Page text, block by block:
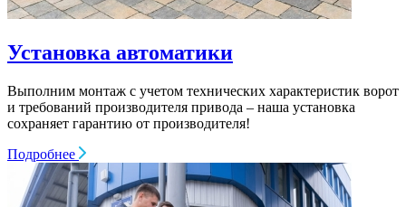
Установка автоматики
Выполним монтаж с учетом технических характеристик ворот
и требований производителя привода – наша установка
сохраняет гарантию от производителя!
Подробнее